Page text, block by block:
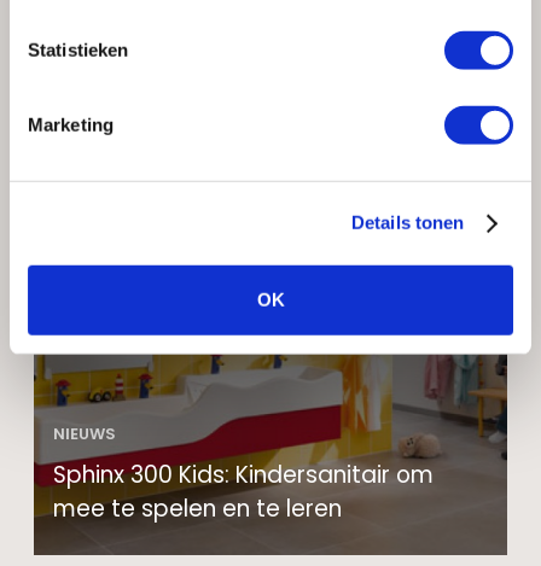
Statistieken
Marketing
Details tonen
OK
Waarom kiezen voor Kloosterman?
NIEUWS
Sphinx 300 Kids: Kindersanitair om
mee te spelen en te leren